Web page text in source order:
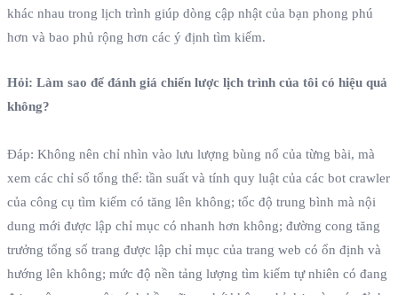
khác nhau trong lịch trình giúp dòng cập nhật của bạn phong phú
hơn và bao phủ rộng hơn các ý định tìm kiếm.
Hỏi: Làm sao để đánh giá chiến lược lịch trình của tôi có hiệu quả
không?
Đáp: Không nên chỉ nhìn vào lưu lượng bùng nổ của từng bài, mà
xem các chỉ số tổng thể: tần suất và tính quy luật của các bot crawler
của công cụ tìm kiếm có tăng lên không; tốc độ trung bình mà nội
dung mới được lập chỉ mục có nhanh hơn không; đường cong tăng
trưởng tổng số trang được lập chỉ mục của trang web có ổn định và
hướng lên không; mức độ nền tảng lượng tìm kiếm tự nhiên có đang